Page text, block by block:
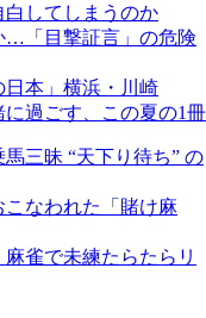
してしまうのか
…「目撃証言」の危険
日本」横浜・川崎
に過ごす、この夏の1冊
三昧 “天下り待ち” の
なわれた「賭け麻
雀で未練たらたらリ